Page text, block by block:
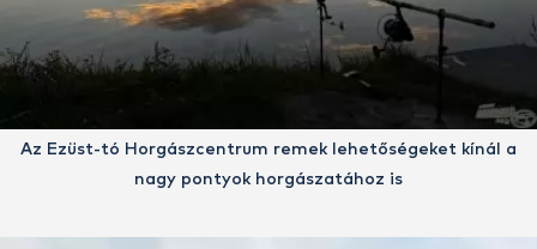
Az Ezüst-tó Horgászcentrum remek lehetőségeket kínál a
nagy pontyok horgászatához is